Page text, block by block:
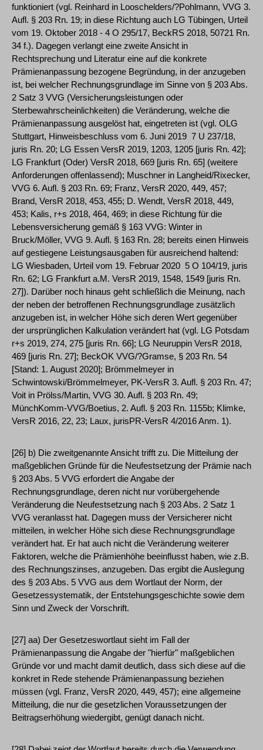
funktioniert (vgl. Reinhard in Looschelders/?Pohlmann, VVG 3.
Aufl. § 203 Rn. 19; in diese Richtung auch LG Tübingen, Urteil
vom 19. Oktober 2018 - 4 O 295/17, BeckRS 2018, 50721 Rn.
34 f.). Dagegen verlangt eine zweite Ansicht in
Rechtsprechung und Literatur eine auf die konkrete
Prämienanpassung bezogene Begründung, in der anzugeben
ist, bei welcher Rechnungsgrundlage im Sinne von § 203 Abs.
2 Satz 3 VVG (Versicherungsleistungen oder
Sterbewahrscheinlichkeiten) die Veränderung, welche die
Prämienanpassung ausgelöst hat, eingetreten ist (vgl. OLG
Stuttgart, Hinweisbeschluss vom 6. Juni 2019 ­ 7 U 237/18,
juris Rn. 20; LG Essen VersR 2019, 1203, 1205 [juris Rn. 42];
LG Frankfurt (Oder) VersR 2018, 669 [juris Rn. 65] (weitere
Anforderungen offenlassend); Muschner in Langheid/Rixecker,
VVG 6. Aufl. § 203 Rn. 69; Franz, VersR 2020, 449, 457;
Brand, VersR 2018, 453, 455; D. Wendt, VersR 2018, 449,
453; Kalis, r+s 2018, 464, 469; in diese Richtung für die
Lebensversicherung gemäß § 163 VVG: Winter in
Bruck/Möller, VVG 9. Aufl. § 163 Rn. 28; bereits einen Hinweis
auf gestiegene Leistungsausgaben für ausreichend haltend:
LG Wiesbaden, Urteil vom 19. Februar 2020 ­ 5 O 104/19, juris
Rn. 62; LG Frankfurt a.M. VersR 2019, 1548, 1549 [juris Rn.
27]). Darüber noch hinaus geht schließlich die Meinung, nach
der neben der betroffenen Rechnungsgrundlage zusätzlich
anzugeben ist, in welcher Höhe sich deren Wert gegenüber
der ursprünglichen Kalkulation verändert hat (vgl. LG Potsdam
r+s 2019, 274, 275 [juris Rn. 66]; LG Neuruppin VersR 2018,
469 [juris Rn. 27]; BeckOK VVG/?Gramse, § 203 Rn. 54
[Stand: 1. August 2020]; Brömmelmeyer in
Schwintowski/Brömmelmeyer, PK-VersR 3. Aufl. § 203 Rn. 47;
Voit in Prölss/Martin, VVG 30. Aufl. § 203 Rn. 49;
MünchKomm-VVG/Boetius, 2. Aufl. § 203 Rn. 1155b; Klimke,
VersR 2016, 22, 23; Laux, jurisPR-VersR 4/2016 Anm. 1).
[26] b) Die zweitgenannte Ansicht trifft zu. Die Mitteilung der
maßgeblichen Gründe für die Neufestsetzung der Prämie nach
§ 203 Abs. 5 VVG erfordert die Angabe der
Rechnungsgrundlage, deren nicht nur vorübergehende
Veränderung die Neufestsetzung nach § 203 Abs. 2 Satz 1
VVG veranlasst hat. Dagegen muss der Versicherer nicht
mitteilen, in welcher Höhe sich diese Rechnungsgrundlage
verändert hat. Er hat auch nicht die Veränderung weiterer
Faktoren, welche die Prämienhöhe beeinflusst haben, wie z.B.
des Rechnungszinses, anzugeben. Das ergibt die Auslegung
des § 203 Abs. 5 VVG aus dem Wortlaut der Norm, der
Gesetzessystematik, der Entstehungsgeschichte sowie dem
Sinn und Zweck der Vorschrift.
[27] aa) Der Gesetzeswortlaut sieht im Fall der
Prämienanpassung die Angabe der "hierfür" maßgeblichen
Gründe vor und macht damit deutlich, dass sich diese auf die
konkret in Rede stehende Prämienanpassung beziehen
müssen (vgl. Franz, VersR 2020, 449, 457); eine allgemeine
Mitteilung, die nur die gesetzlichen Voraussetzungen der
Beitragserhöhung wiedergibt, genügt danach nicht.